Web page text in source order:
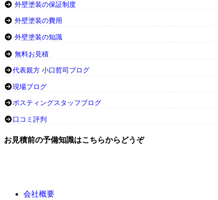
外壁塗装の保証制度
外壁塗装の費用
外壁塗装の知識
無料お見積
代表親方 小口哲司ブログ
現場ブログ
ポスティングスタッフブログ
口コミ評判
お見積前の予備知識はこちらからどうぞ
会社概要